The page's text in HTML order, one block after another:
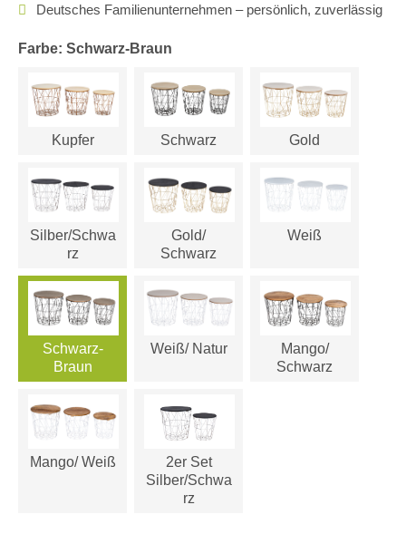
Deutsches Familienunternehmen – persönlich, zuverlässig
Farbe: Schwarz-Braun
Kupfer Schwarz Gold
Silber/Schwa
rz
Gold/
Schwarz
Weiß
Schwarz-
Braun
Weiß/ Natur
Mango/
Schwarz
Mango/ Weiß
2er Set
Silber/Schwa
rz